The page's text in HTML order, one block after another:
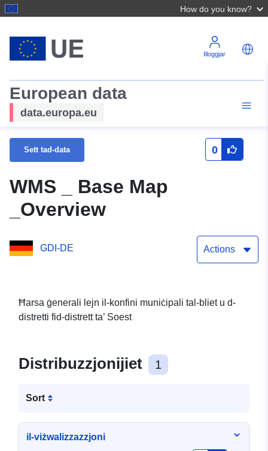
How do you know?
Illoggjar
European data
data.europa.eu
Sett tad-data 0
WMS _ Base Map
_Overview
GDI-DE Actions
Ħarsa ġenerali lejn il-konfini muniċipali tal-bliet u d-
distretti fid-distrett ta’ Soest
Distribuzzjonijiet 1
Sort
il-viżwalizzazzjoni